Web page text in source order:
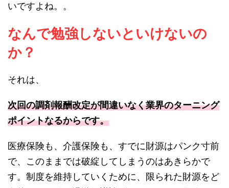
いですよね。。
なんで勉強しないといけないの
か？
それは、
次回の調剤報酬改定が間違いなく業界のターニング
ポイントなるからです。
医療保険も、介護保険も、すでに財源はパンク寸前
で、このままでは破綻してしまうのはあきらかで
す。制度を維持していくために、限られた財源をど